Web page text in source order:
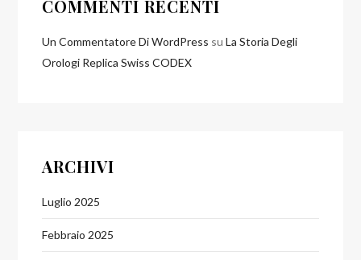
COMMENTI RECENTI
Un Commentatore Di WordPress suLa Storia Degli
Orologi Replica Swiss CODEX
ARCHIVI
Luglio 2025
Febbraio 2025